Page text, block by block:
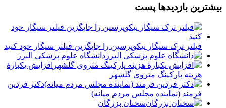
بیشترین بازدیدها پست
فیلتر ترک سیگار نیکوپرسین را جایگزین فیلتر سیگار خود کنید
دانشگاه علوم پزشکی البرز
افزایش یکبارۀ
هزینه پارکینگ متروی گلشهر
دكتر فردين
فرمند (نماينده مجلس مردم میانه)
سخنان بزرگان